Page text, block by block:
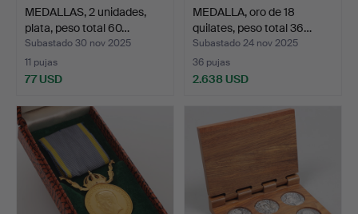
MEDALLAS, 2 unidades,
plata, peso total 60…
Subastado 30 nov 2025
11 pujas
77 USD
MEDALLA, oro de 18
quilates, peso total 36…
Subastado 24 nov 2025
36 pujas
2.638 USD